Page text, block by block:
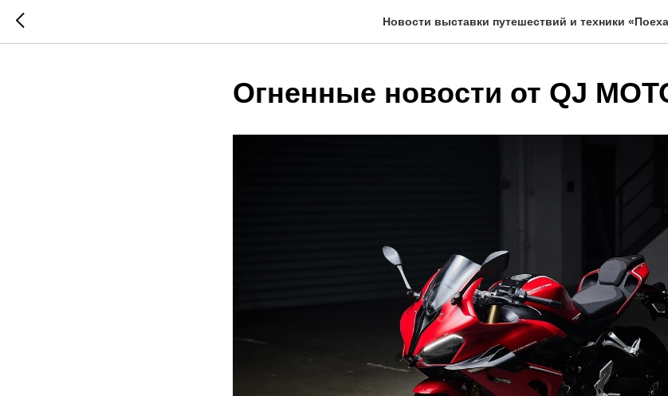
Новости выставки путешествий и техники
Огненные новости от QJ